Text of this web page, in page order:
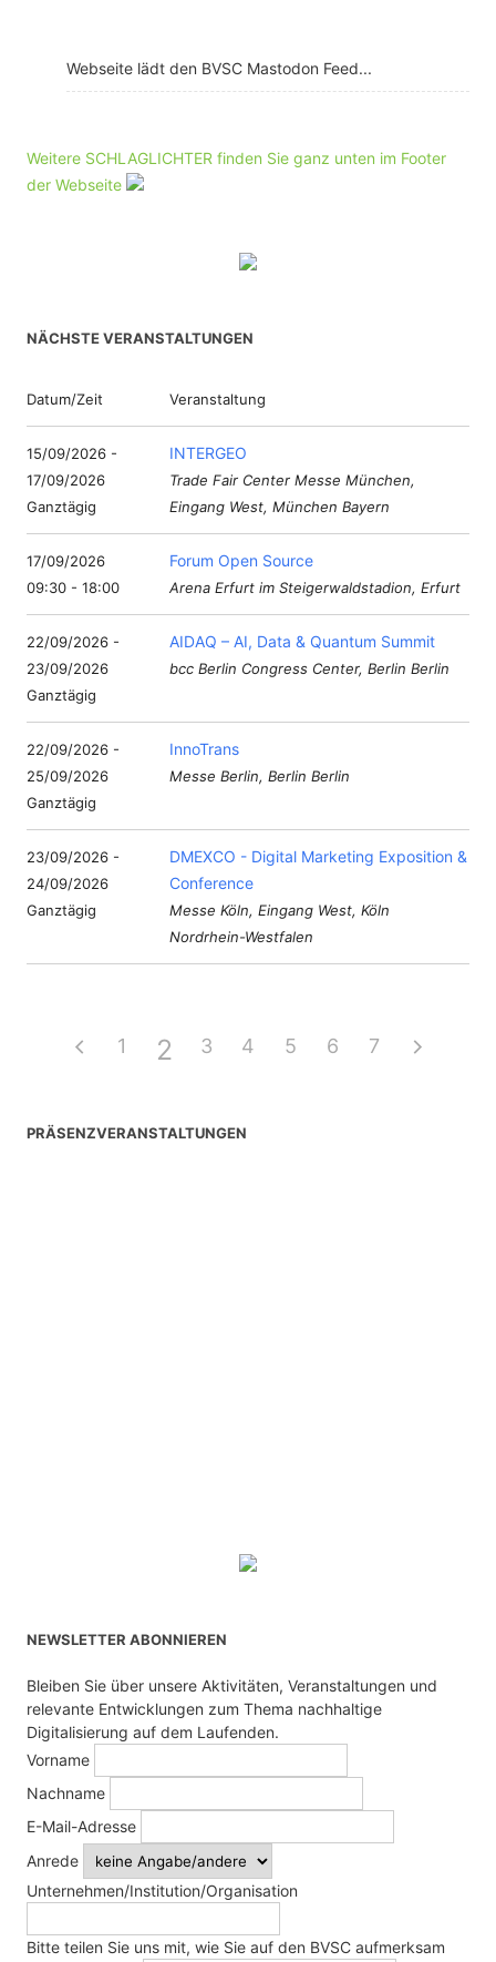
Webseite lädt den BVSC Mastodon Feed...
Weitere SCHLAGLICHTER finden Sie ganz unten im Footer
der Webseite
NÄCHSTE VERANSTALTUNGEN
Datum/Zeit Veranstaltung
15/09/2026 -
17/09/2026
Ganztägig
INTERGEO
Trade Fair Center Messe München,
Eingang West, München Bayern
17/09/2026
09:30 - 18:00
Forum Open Source
Arena Erfurt im Steigerwaldstadion, Erfurt
22/09/2026 -
23/09/2026
Ganztägig
AIDAQ – AI, Data & Quantum Summit
bcc Berlin Congress Center, Berlin Berlin
22/09/2026 -
25/09/2026
Ganztägig
InnoTrans
Messe Berlin, Berlin Berlin
23/09/2026 -
24/09/2026
Ganztägig
DMEXCO - Digital Marketing Exposition &
Conference
Messe Köln, Eingang West, Köln
Nordrhein-Westfalen
1 2 3 4 5 6 7
PRÄSENZVERANSTALTUNGEN
NEWSLETTER ABONNIEREN
Bleiben Sie über unsere Aktivitäten, Veranstaltungen und
relevante Entwicklungen zum Thema nachhaltige
Digitalisierung auf dem Laufenden.
Vorname
Nachname
E-Mail-Adresse
Anrede
Unternehmen/Institution/Organisation
Bitte teilen Sie uns mit, wie Sie auf den BVSC aufmerksam